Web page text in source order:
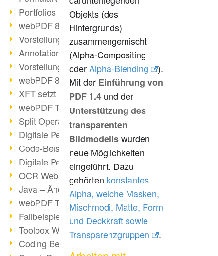
Portfolios mit webPDF erstellen
webPDF 8.0 gestartet
Vorstellung weiterer ActionTypes
AnnotationSelection Objekt
Vorstellung weiterer ActionTypes
webPDF 8: Toolbox Neuerungen
XFT setzt auf webPDF
webPDF Toolbox Webservice Image
Split Operation: Dokumente teilen
Digitale Personalakte mit webPDF
Code-Beispiel Attachment Operation
Digitale Personalakte bei REMONDIS
OCR Webservice
Java – Änderungen der Bedingungen
webPDF Toolbox Description
Fallbeispiel: Fusion von Archiven
Toolbox WebService Extraction
Coding Beispiel: Annotationen
Objekts (des
Hintergrunds)
zusammengemischt
(Alpha-Compositing
oderAlpha-Blending
).
Mit der Einführung von
PDF 1.4 und der
Unterstützung des
transparenten
Bildmodellswurden
neue Möglichkeiten
eingeführt. Dazu
gehörten konstantes
Alpha, weiche Masken,
Mischmodi, Matte, Form
und Deckkraft sowie
Transparenzgruppen
.